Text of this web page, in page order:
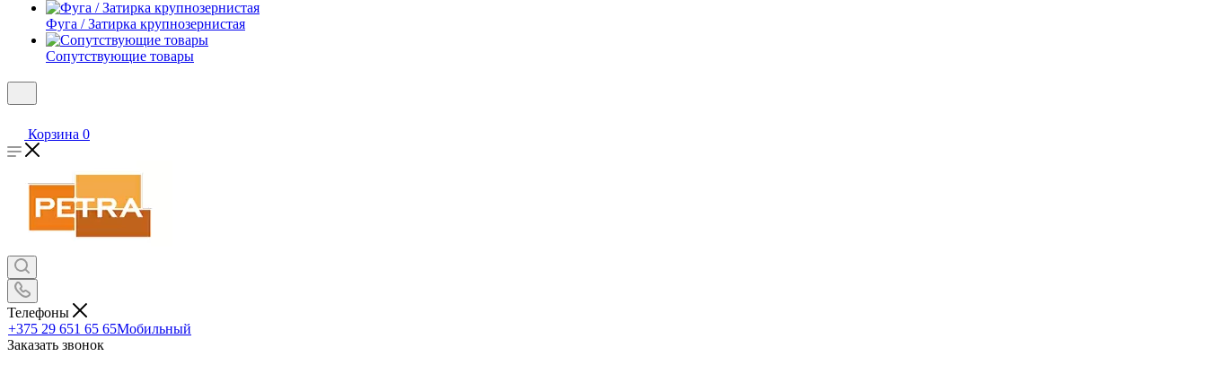
Фуга / Затирка крупнозернистая
Сопутствующие товары
Корзина 0
Телефоны
+375 29 651 65 65Мобильный
Заказать звонок